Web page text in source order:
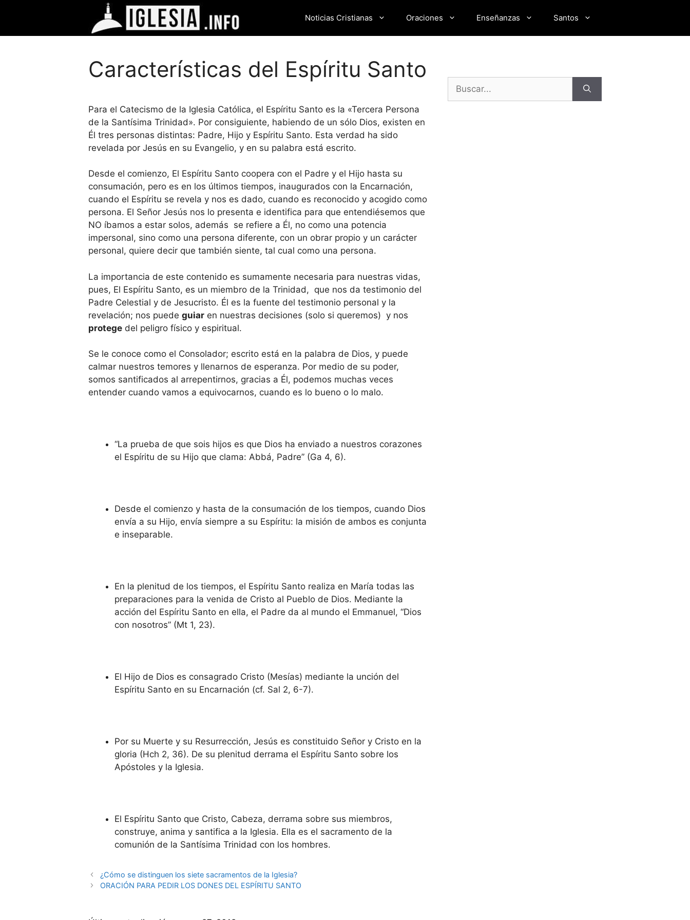
Noticias Cristianas Oraciones Enseñanzas Santos
Características del Espíritu Santo
Para el Catecismo de la Iglesia Católica, el Espíritu Santo es la «Tercera Persona
de la Santísima Trinidad». Por consiguiente, habiendo de un sólo Dios, existen en
Él tres personas distintas: Padre, Hijo y Espíritu Santo. Esta verdad ha sido
revelada por Jesús en su Evangelio, y en su palabra está escrito.
Desde el comienzo, El Espíritu Santo coopera con el Padre y el Hijo hasta su
consumación, pero es en los últimos tiempos, inaugurados con la Encarnación,
cuando el Espíritu se revela y nos es dado, cuando es reconocido y acogido como
persona. El Señor Jesús nos lo presenta e identifica para que entendiésemos que
NO íbamos a estar solos, además se refiere a Él, no como una potencia
impersonal, sino como una persona diferente, con un obrar propio y un carácter
personal, quiere decir que también siente, tal cual como una persona.
La importancia de este contenido es sumamente necesaria para nuestras vidas,
pues, El Espíritu Santo, es un miembro de la Trinidad, que nos da testimonio del
Padre Celestial y de Jesucristo. Él es la fuente del testimonio personal y la
revelación; nos puede guiar en nuestras decisiones (solo si queremos) y nos
protege del peligro físico y espiritual.
Se le conoce como el Consolador; escrito está en la palabra de Dios, y puede
calmar nuestros temores y llenarnos de esperanza. Por medio de su poder,
somos santificados al arrepentirnos, gracias a Él, podemos muchas veces
entender cuando vamos a equivocarnos, cuando es lo bueno o lo malo.
“La prueba de que sois hijos es que Dios ha enviado a nuestros corazones
el Espíritu de su Hijo que clama: Abbá, Padre” (Ga 4, 6).
Desde el comienzo y hasta de la consumación de los tiempos, cuando Dios
envía a su Hijo, envía siempre a su Espíritu: la misión de ambos es conjunta
e inseparable.
En la plenitud de los tiempos, el Espíritu Santo realiza en María todas las
preparaciones para la venida de Cristo al Pueblo de Dios. Mediante la
acción del Espíritu Santo en ella, el Padre da al mundo el Emmanuel, “Dios
con nosotros” (Mt 1, 23).
El Hijo de Dios es consagrado Cristo (Mesías) mediante la unción del
Espíritu Santo en su Encarnación (cf. Sal 2, 6-7).
Por su Muerte y su Resurrección, Jesús es constituido Señor y Cristo en la
gloria (Hch 2, 36). De su plenitud derrama el Espíritu Santo sobre los
Apóstoles y la Iglesia.
El Espíritu Santo que Cristo, Cabeza, derrama sobre sus miembros,
construye, anima y santifica a la Iglesia. Ella es el sacramento de la
comunión de la Santísima Trinidad con los hombres.
¿Cómo se distinguen los siete sacramentos de la Iglesia?
ORACIÓN PARA PEDIR LOS DONES DEL ESPÍRITU SANTO
Buscar: